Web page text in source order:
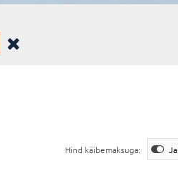
Hind käibemaksuga: